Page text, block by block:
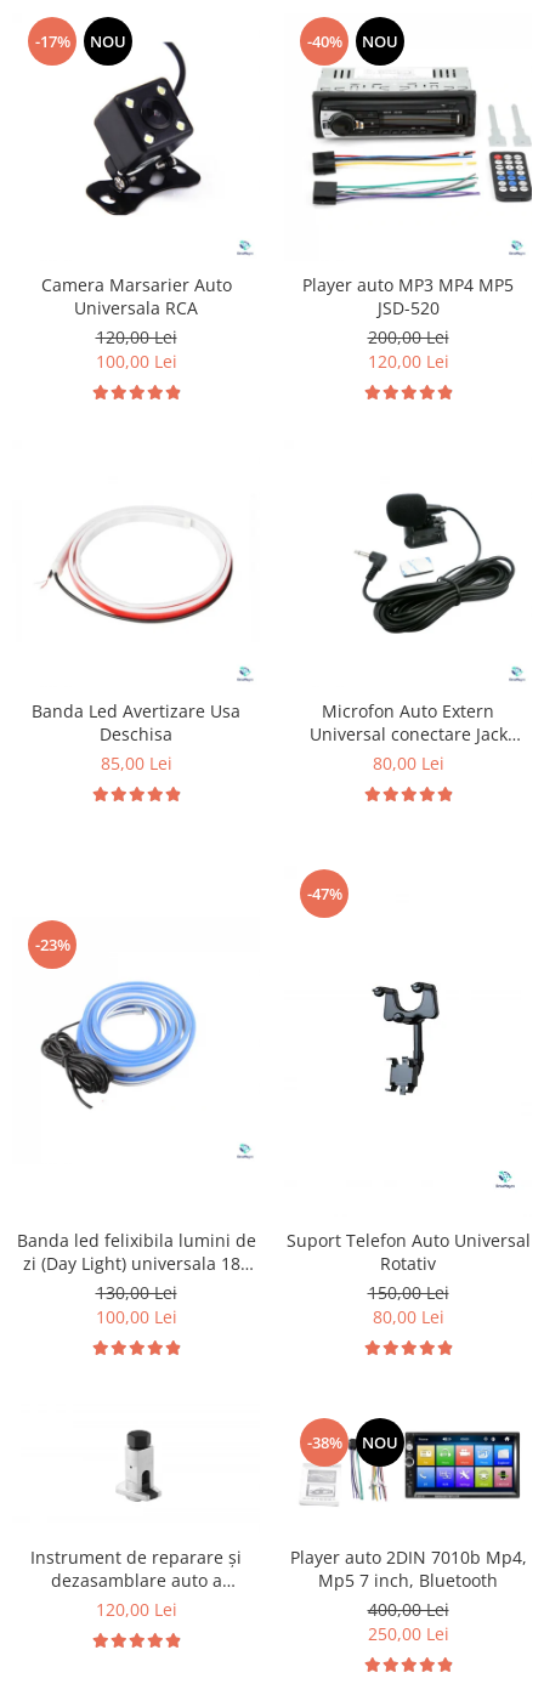
-17% NOU
Camera Marsarier Auto
Universala RCA
120,00 Lei
100,00 Lei
-40% NOU
Player auto MP3 MP4 MP5
JSD-520
200,00 Lei
120,00 Lei
Banda Led Avertizare Usa
Deschisa
85,00 Lei
Microfon Auto Extern
Universal conectare Jack
3.5mm
80,00 Lei
-23%
Banda led felixibila lumini de
zi (Day Light) universala 180
cm
130,00 Lei
100,00 Lei
-47%
Suport Telefon Auto Universal
Rotativ
150,00 Lei
80,00 Lei
Instrument de reparare și
dezasamblare auto a
distribuitorului de unghi de
120,00 Lei
-38% NOU
Player auto 2DIN 7010b Mp4,
Mp5 7 inch, Bluetooth
400,00 Lei
250,00 Lei